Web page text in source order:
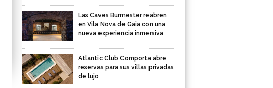
Las Caves Burmester reabren
en Vila Nova de Gaia con una
nueva experiencia inmersiva
Atlantic Club Comporta abre
reservas para sus villas privadas
de lujo